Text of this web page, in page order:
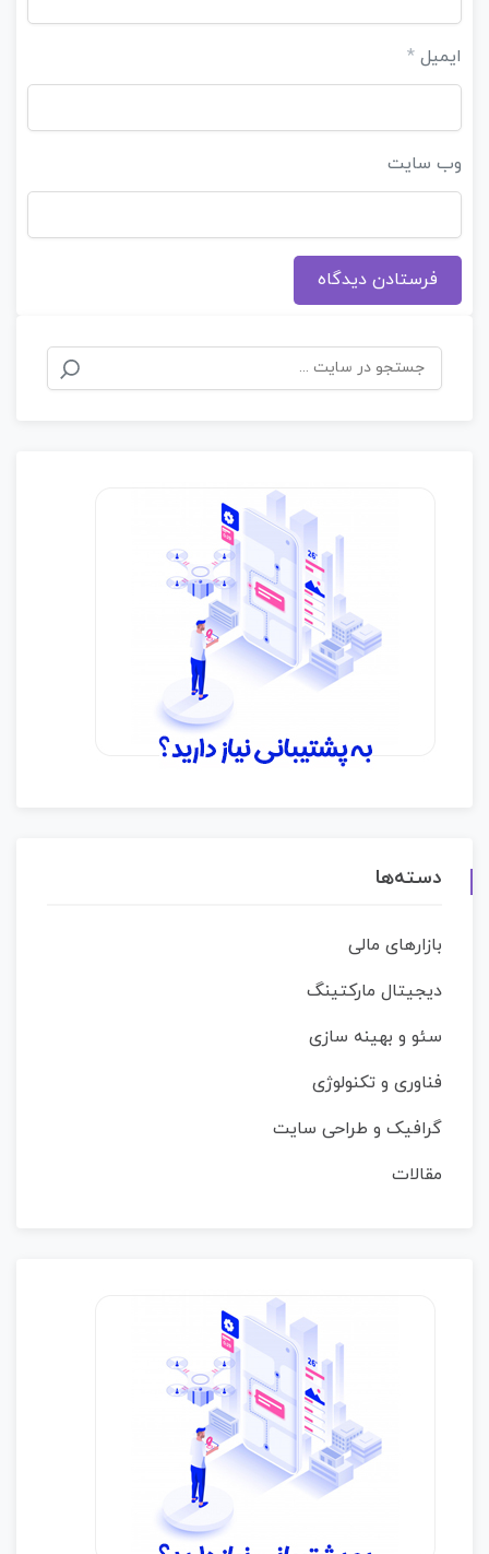
ایمیل *
وب‌ سایت
دسته‌ها
بازارهای مالی
دیجیتال مارکتینگ
سئو و بهینه سازی
فناوری و تکنولوژی
گرافیک و طراحی سایت
مقالات